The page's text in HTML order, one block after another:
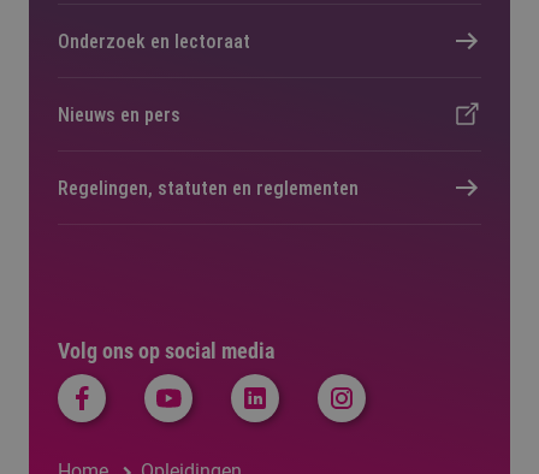
Volg ons op social media
Onderzoek en lectoraat
Nieuws en pers
Regelingen, statuten en reglementen